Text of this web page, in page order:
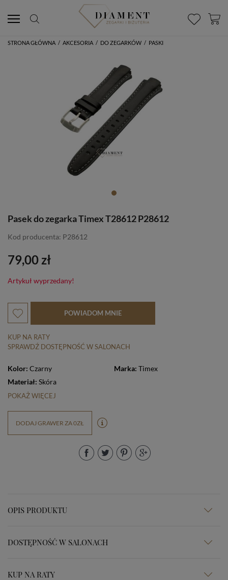
STRONA GŁÓWNA / AKCESORIA / DO ZEGARKÓW / PASKI
Pasek do zegarka Timex T28612 P28612
Kod producenta: P28612
79,00 zł
Artykuł wyprzedany!
POWIADOM MNIE
KUP NA RATY
SPRAWDŹ DOSTĘPNOŚĆ W SALONACH
Kolor: Czarny Marka: Timex
Materiał: Skóra
POKAŻ WIĘCEJ
DODAJ GRAWER ZA 0ZŁ
OPIS PRODUKTU
DOSTĘPNOŚĆ W SALONACH
KUP NA RATY